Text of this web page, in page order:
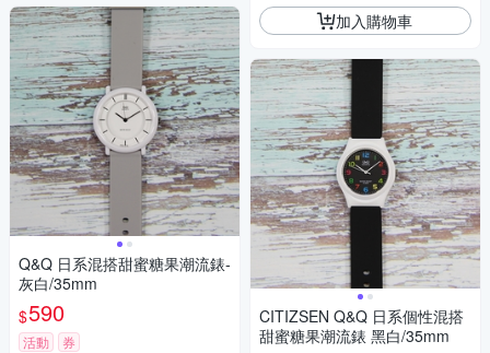
Q&Q 日系混搭甜蜜糖果潮流錶-
灰白/35mm
$590
活動 券
加入購物車
CITIZSEN Q&Q 日系個性混搭
甜蜜糖果潮流錶 黑白/35mm